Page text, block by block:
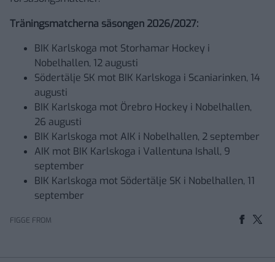
Träningsmatcherna säsongen 2026/2027:
BIK Karlskoga mot Storhamar Hockey i
Nobelhallen, 12 augusti
Södertälje SK mot BIK Karlskoga i Scaniarinken, 14
augusti
BIK Karlskoga mot Örebro Hockey i Nobelhallen,
26 augusti
BIK Karlskoga mot AIK i Nobelhallen, 2 september
AIK mot BIK Karlskoga i Vallentuna Ishall, 9
september
BIK Karlskoga mot Södertälje SK i Nobelhallen, 11
september
FIGGE FROM